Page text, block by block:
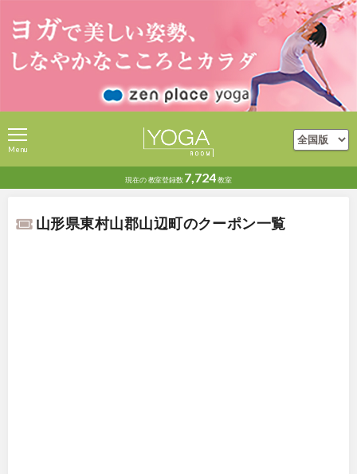
現在の教室登録数 7,724教室
Menu
山形県東村山郡山辺町のクーポン一覧